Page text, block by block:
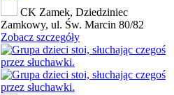
CK Zamek, Dziedziniec
Zamkowy, ul. Św. Marcin 80/82
Zobacz szczegóły